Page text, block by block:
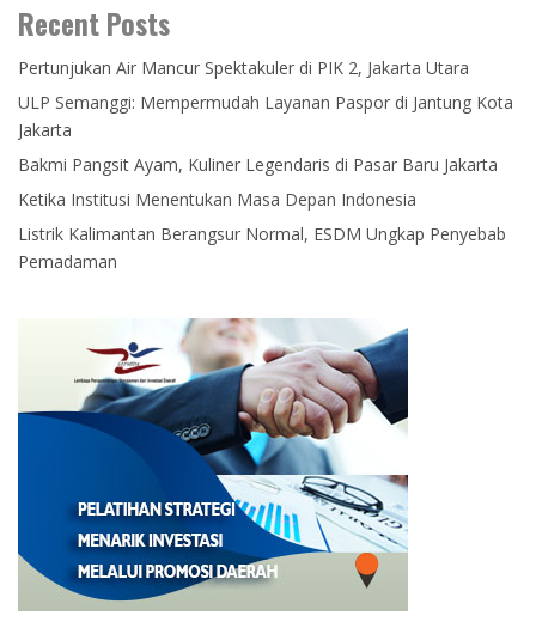
Recent Posts
Pertunjukan Air Mancur Spektakuler di PIK 2, Jakarta Utara
ULP Semanggi: Mempermudah Layanan Paspor di Jantung Kota
Jakarta
Bakmi Pangsit Ayam, Kuliner Legendaris di Pasar Baru Jakarta
Ketika Institusi Menentukan Masa Depan Indonesia
Listrik Kalimantan Berangsur Normal, ESDM Ungkap Penyebab
Pemadaman